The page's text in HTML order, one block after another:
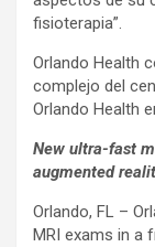
fisioterapia”.
Orlando Health
complejo del
Orlando Health
New ultra-fast
augmented
Orlando, FL –
MRI exams in a